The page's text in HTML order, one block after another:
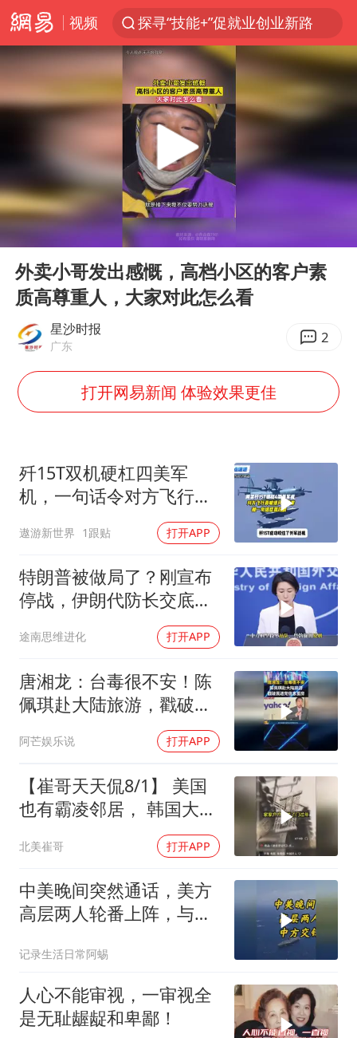
视频
探寻“技能+”促就业创业新路
维持强台风级！白海豚直奔华东沿海
印度暴发金迪普拉病毒
41岁女子为鼓励女儿考上985研究生
美国退回1000亿美元关税
“事业单位招聘不是人情买卖”
河南试行周五下午弹性离岗
李亚鹏向地铁吐血女孩捐99999元
山东财大教授刘海明逝世 终年38岁
要给全体职工“应休尽休”的底气
总书记关心百姓身边这些民生大事
Play
00:00
外卖小哥发出感慨，高档小区的客户素
质高尊重人，大家对此怎么看
星沙时报
广东 2
打开网易新闻 体验效果更佳
歼15T双机硬杠四美军
机，一句话令对方飞行员
遨游新世界 1跟贴 打开APP
特朗普被做局了？刚宣布
停战，伊朗代防长交底，
途南思维进化 打开APP
唐湘龙：台毒很不安！陈
佩琪赴大陆旅游，戳破民
阿芒娱乐说 打开APP
【崔哥天天侃8/1】 美国
也有霸凌邻居， 韩国大爷
北美崔哥 打开APP
中美晚间突然通话，美方
高层两人轮番上阵，与中
记录生活日常阿蜴
人心不能审视，一审视全
是无耻龌龊和卑鄙！